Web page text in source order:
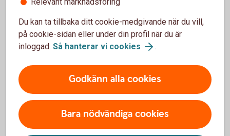
Andra läser också
Arvsrätt och arvsklasser
Det finns flera faktorer som påverkar hur ditt arv
fördelas och många ställer sig frågan – vem ärver
mig? Läs mer om arvsrätt, arvsklasser och hur olika
arvsordningar kan se ut när inget testamente finns.
Du kan ta tillbaka ditt cookie-medgivande när du vill,
på cookie-sidan eller under din profil när du är
inloggad. Så hanterar vi cookies .
Godkänn alla cookies
Bara nödvändiga cookies